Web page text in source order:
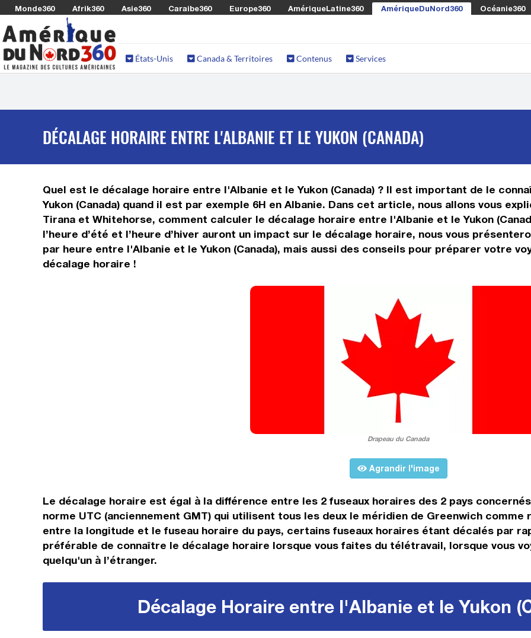
Monde360 Afrik360 Asie360 Caraibe360 Europe360 AmériqueLatine360 AmériqueDuNord360 Océanie360
États-Unis Canada & Territoires Contenus Services
DÉCALAGE HORAIRE ENTRE L'ALBANIE ET LE YUKON (CANADA)
Quel est le décalage horaire entre l'Albanie et le Yukon (Canada) ? Il est important de le
Yukon (Canada) quand il est par exemple 6H en Albanie. Dans cet article, nous allons vous
Tirana et Whitehorse, comment calculer le décalage horaire entre l'Albanie et le Yukon
l’heure d’été et l’heure d’hiver auront un impact sur le décalage horaire, nous vous
par heure entre l'Albanie et le Yukon (Canada), mais aussi des conseils pour préparer votre
décalage horaire !
Drapeau du Canada
Agrandir l'image
Le décalage horaire est égal à la différence entre les 2 fuseaux horaires des 2 pays
norme UTC (anciennement GMT) qui utilisent tous les deux le méridien de Greenwich
entre la longitude et le fuseau horaire du pays, certains fuseaux horaires étant décalés par
préférable de connaître le décalage horaire lorsque vous faites du télétravail, lorsque vous
quelqu'un à l’étranger.
Décalage Horaire entre l'Albanie et le Yukon